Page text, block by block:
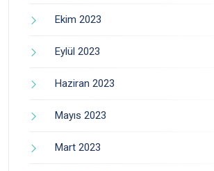
Ekim 2023
Eylül 2023
Haziran 2023
Mayıs 2023
Mart 2023